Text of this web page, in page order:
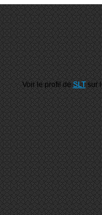
Voir le profil deSLTsur